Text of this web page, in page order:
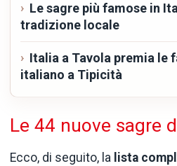
Le sagre più famose in
tradizione locale
Italia a Tavola premia le
italiano a Tipicità
Le 44 nuove sagre
Ecco, di seguito, la lista